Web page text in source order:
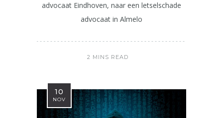
advocaat Eindhoven, naar een letselschade
advocaat in Almelo
2 MINS READ
10
NOV